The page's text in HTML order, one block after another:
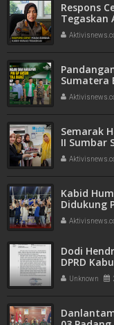
Respons
Tegaskan
Tegas
Sumatera
Semarak
II Sumbar
Apresiasi
Kabid
Didukung
dan
Dodi
DPRD
Unknown